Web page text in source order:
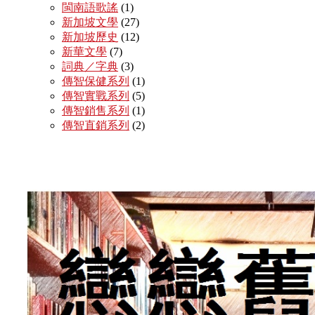
閩南語歌謠 (1)
新加坡文學 (27)
新加坡歷史 (12)
新華文學 (7)
詞典／字典 (3)
傳智保健系列 (1)
傳智實戰系列 (5)
傳智銷售系列 (1)
傳智直銷系列 (2)